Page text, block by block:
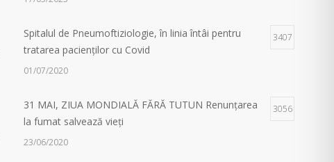
Spitalul de Pneumoftiziologie, în linia întâi pentru
tratarea pacienților cu Covid
3407
01/07/2020
31 MAI, ZIUA MONDIALĂ FĂRĂ TUTUN Renunțarea
la fumat salvează vieți
3056
23/06/2020